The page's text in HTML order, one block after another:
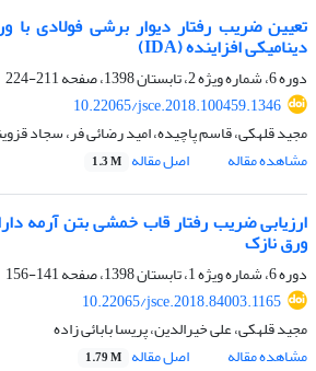
تعیین ضریب رفتار دیوار برشی فولادی
دینامیکی افزاینده (IDA)
دوره 6، شماره ویژه 2، تابستان 1398، صفحه
211-224
10.22065/jsce.2018.100459.1346
مجید قلهکی، قاسم پاچیده، امید رضائی فر، سجاد
مشاهده مقاله
اصل مقاله 1.3 M
ارزیابی ضریب رفتار قاب خمشی بتن آرمه
ورق نازک
دوره 6، شماره ویژه 1، تابستان 1398، صفحه
141-156
10.22065/jsce.2018.84003.1165
مجید قلهکی، علی خیرالدین، پریسا بابائی زاده
مشاهده مقاله
اصل مقاله 1.79 M